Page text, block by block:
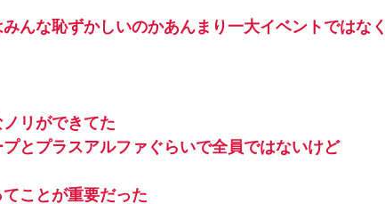
んな恥ずかしいのかあんまり一大イベントではな
リができてた
とプラスアルファぐらいで全員ではないけど
ことが重要だった